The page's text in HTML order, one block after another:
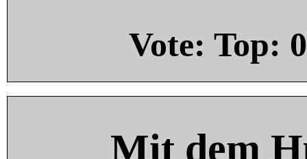
Vote: Top: 0
Mit dem